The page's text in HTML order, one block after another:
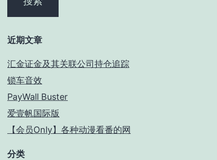
近期文章
汇金证金及其关联公司持仓追踪
锁车音效
PayWall Buster
爱壹帆国际版
【会员Only】各种动漫看番的网
分类